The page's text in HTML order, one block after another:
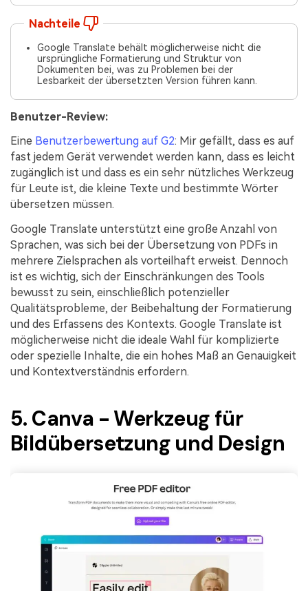
Nachteile
Google Translate behält möglicherweise nicht die
ursprüngliche Formatierung und Struktur von
Dokumenten bei, was zu Problemen bei der
Lesbarkeit der übersetzten Version führen kann.
Benutzer-Review:
Eine Benutzerbewertung auf G2: Mir gefällt, dass es auf
fast jedem Gerät verwendet werden kann, dass es leicht
zugänglich ist und dass es ein sehr nützliches Werkzeug
für Leute ist, die kleine Texte und bestimmte Wörter
übersetzen müssen.
Google Translate unterstützt eine große Anzahl von
Sprachen, was sich bei der Übersetzung von PDFs in
mehrere Zielsprachen als vorteilhaft erweist. Dennoch
ist es wichtig, sich der Einschränkungen des Tools
bewusst zu sein, einschließlich potenzieller
Qualitätsprobleme, der Beibehaltung der Formatierung
und des Erfassens des Kontexts. Google Translate ist
möglicherweise nicht die ideale Wahl für komplizierte
oder spezielle Inhalte, die ein hohes Maß an Genauigkeit
und Kontextverständnis erfordern.
5. Canva - Werkzeug für
Bildübersetzung und Design